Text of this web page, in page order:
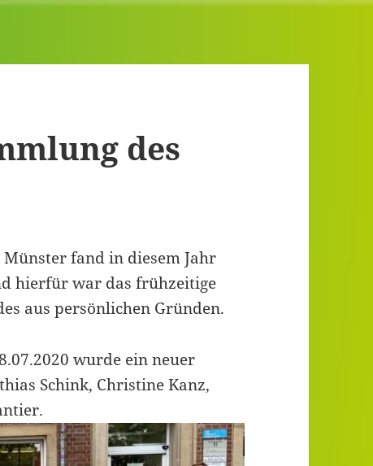
des
fand in diesem Jahr
hierfür war das frühzeitige
aus persönlichen Gründen.
wurde ein neuer
Schink, Christine Kanz,